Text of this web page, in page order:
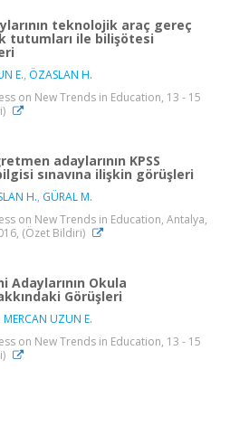
teknolojik araç gereç
tutumları ile bilişötesi
E., ÖZASLAN H.
on New Trends in Education, 13 - 15
adaylarının KPSS
sınavına ilişkin görüşleri
H., GÜRAL M.
on New Trends in Education, Antalya,
(Özet Bildiri)
Adaylarının Okula
Görüşleri
MERCAN UZUN E.
on New Trends in Education, 13 - 15